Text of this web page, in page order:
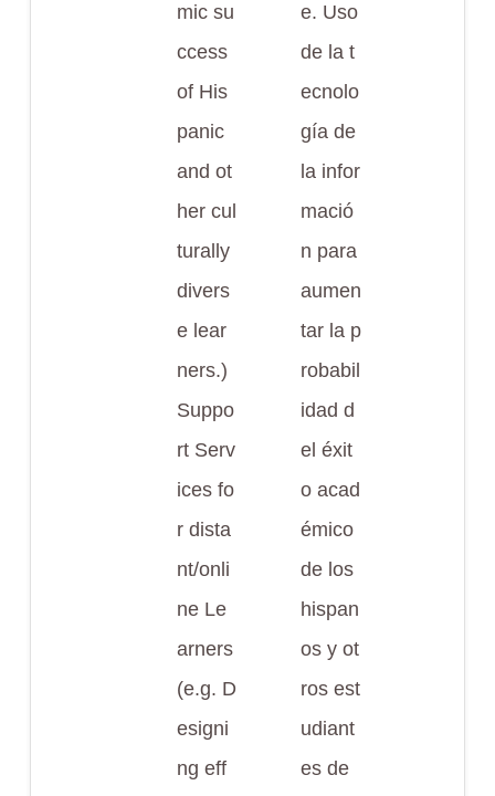
mic su
ccess
of His
panic
and ot
her cul
turally
divers
e lear
ners.)
Suppo
rt Serv
ices fo
r dista
nt/onli
ne Le
arners
(e.g. D
esigni
ng eff
e. Uso
de la t
ecnolo
gía de
la infor
mació
n para
aumen
tar la p
robabil
idad d
el éxit
o acad
émico
de los
hispan
os y ot
ros est
udiant
es de